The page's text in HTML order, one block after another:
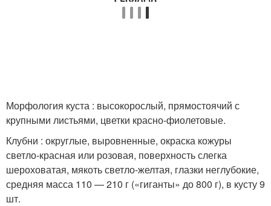
Морфология куста : высокорослый, прямостоячий с
крупными листьями, цветки красно-фиолетовые.
Клубни : округлые, выровненные, окраска кожуры
светло-красная или розовая, поверхность слегка
шероховатая, мякоть светло-желтая, глазки неглубокие,
средняя масса 110 — 210 г («гиганты» до 800 г), в кусту 9
шт.